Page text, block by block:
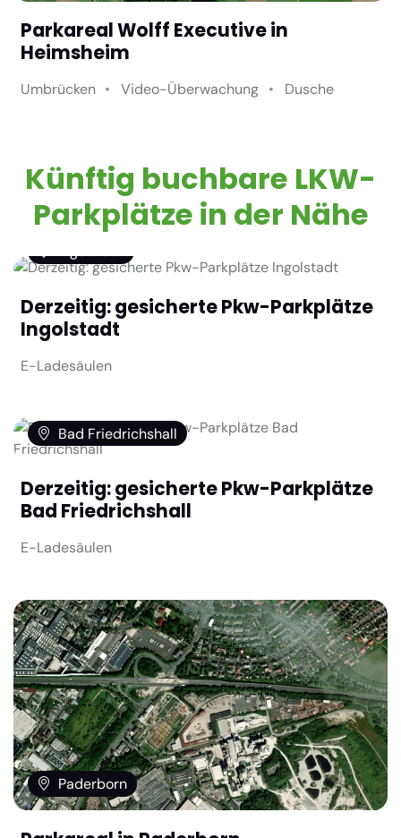
Parkareal Wolff Executive in
Heimsheim
Umbrücken Video-Überwachung Dusche
Künftig buchbare LKW-
Parkplätze in der Nähe
Ingolstadt
Derzeitig: gesicherte Pkw-Parkplätze
Ingolstadt
E-Ladesäulen
Bad Friedrichshall
Derzeitig: gesicherte Pkw-Parkplätze
Bad Friedrichshall
E-Ladesäulen
Paderborn